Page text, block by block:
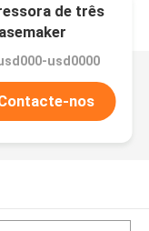
de três
usd0000
nos